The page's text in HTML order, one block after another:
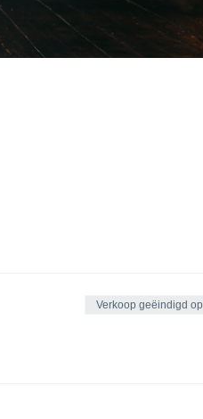
Verkoop geëindigd op